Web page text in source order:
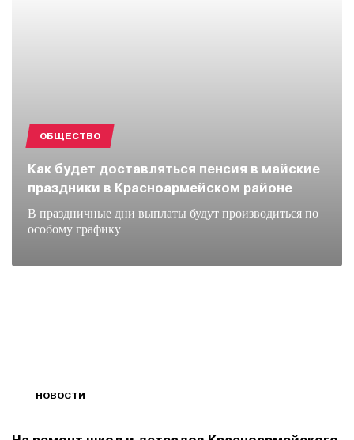
ОБЩЕСТВО
Как будет доставляться пенсия в майские
праздники в Красноармейском районе
В праздничные дни выплаты будут производиться по
особому графику
НОВОСТИ